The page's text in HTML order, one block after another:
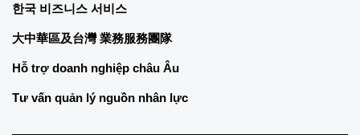
한국 비즈니스 서비스
大中華區及台灣 業務服務團隊
Hỗ trợ doanh nghiệp châu Âu
Tư vấn quản lý nguồn nhân lực